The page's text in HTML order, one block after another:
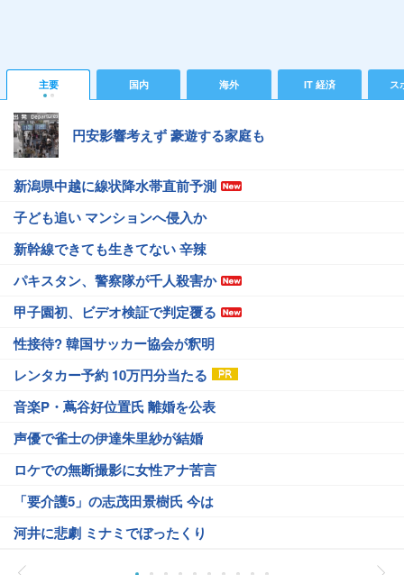
主要 国内 海外 IT 経済 ス
円安影響考えず 豪遊する家庭も
新潟県中越に線状降水帯直前予測
子ども追い マンションへ侵入か
新幹線できても生きてない 辛辣
パキスタン、警察隊が千人殺害か
甲子園初、ビデオ検証で判定覆る
性接待? 韓国サッカー協会が釈明
レンタカー予約 10万円分当たる
音楽P・蔦谷好位置氏 離婚を公表
声優で雀士の伊達朱里紗が結婚
ロケでの無断撮影に女性アナ苦言
「要介護5」の志茂田景樹氏 今は
河井に悲劇 ミナミでぼったくり